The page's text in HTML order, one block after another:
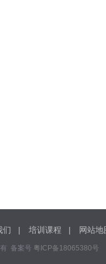
们 | 培训课程 | 网站地
备案号 粤ICP备18065380号